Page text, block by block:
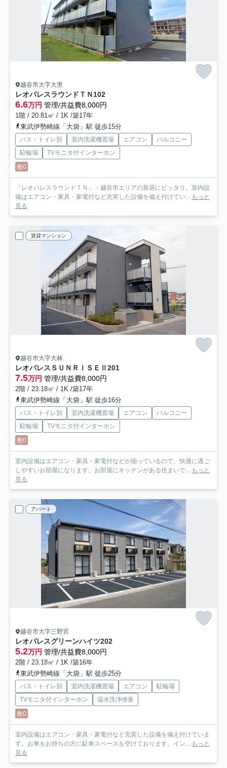
越谷市大字大里
レオパレスラウンドＴＮ102
6.6万円 管理/共益費8,000円
1階 / 20.81㎡ / 1K /築17年
東武伊勢崎線「大袋」駅 徒歩15分
バス・トイレ別 室内洗濯機置場 エアコン
バルコニー
駐輪場
TVモニタ付インターホン
敷0
「レオパレスラウンドＴＮ」：越谷市エリアの新居にピッタリ。室内設
備はエアコン・家具・家電付など充実した設備を備え付けてい... もっと
見る
賃貸マンション
越谷市大字大林
レオパレスＳＵＮＲＩＳＥⅡ 201
7.5万円 管理/共益費8,000円
2階 / 23.18㎡ / 1K /築17年
東武伊勢崎線「大袋」駅 徒歩16分
バス・トイレ別 室内洗濯機置場 エアコン
バルコニー
駐輪場
TVモニタ付インターホン
敷0
室内設備はエアコン・家具・家電付などが揃っているので、快適に過ご
しやすいお部屋になります。お部屋にキッチンがある住まいで... もっと
見る
アパート
越谷市大字三野宮
レオパレスグリーンハイツ202
5.2万円 管理/共益費8,000円
2階 / 23.18㎡ / 1K /築16年
東武伊勢崎線「大袋」駅 徒歩25分
バス・トイレ別 室内洗濯機置場 エアコン
駐輪場
TVモニタ付インターホン
温水洗浄便座
敷0
室内設備はエアコン・家具・家電付など充実した設備を備え付けていま
す。お車をお持ちの方に駐車スペースを空けております。イン... もっと
見る